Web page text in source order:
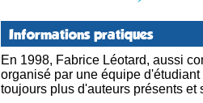
Informations pratiques
En 1998, Fabrice Léotard, aussi
organisé par une équipe
toujours plus d'auteurs présents et